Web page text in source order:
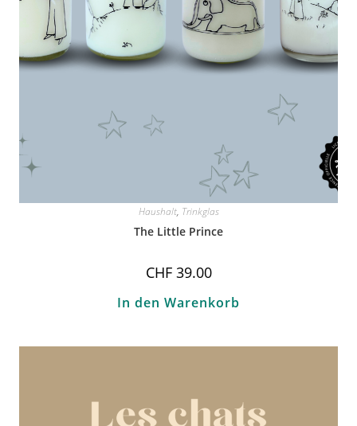
Haushalt, Trinkglas
The Little Prince
CHF39.00
In den Warenkorb